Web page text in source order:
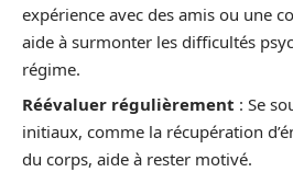
expérience avec des amis ou une
aide à surmonter les difficultés
régime.
Réévaluer régulièrement : Se
initiaux, comme la récupération
du corps, aide à rester motivé.